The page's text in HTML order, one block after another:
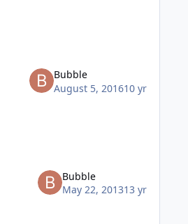
Bubble
August 5, 201610 yr
Bubble
May 22, 201313 yr